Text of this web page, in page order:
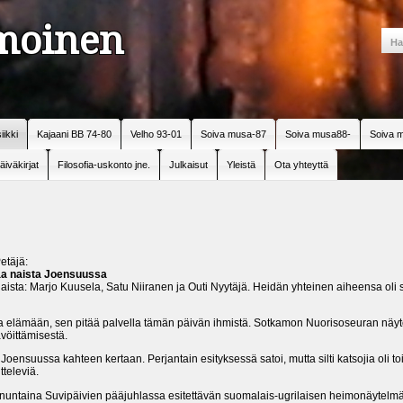
Kajaani BB 74-80 Velho 93-01 Soiva musa-87 Soiva musa88- Soiva
Filosofia-uskonto jne. Julkaisut Yleistä Ota yhteyttä
naista Joensuussa
Marjo Kuusela, Satu Niiranen ja Outi Nyytäjä. Heidän yhteinen aiheensa oli
elämään, sen pitää palvella tämän päivän ihmistä. Sotkamon Nuorisoseuran
kahteen kertaan. Perjantain esityksessä satoi, mutta silti katsojia oli
Suvipäivien pääjuhlassa esitettävän suomalais-ugrilaisen